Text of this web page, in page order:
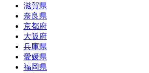
滋賀県
奈良県
京都府
大阪府
兵庫県
愛媛県
福岡県